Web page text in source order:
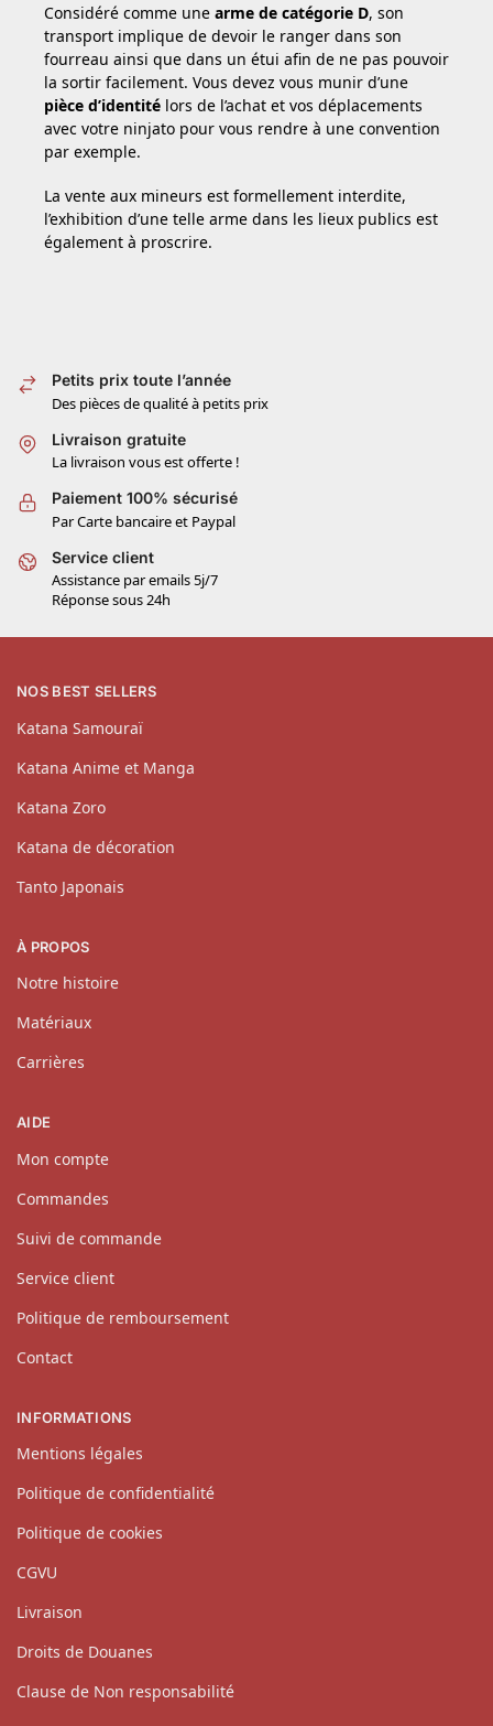
Considéré comme une arme de catégorie D, son
transport implique de devoir le ranger dans son
fourreau ainsi que dans un étui afin de ne pas pouvoir
la sortir facilement. Vous devez vous munir d’une
pièce d’identité lors de l’achat et vos déplacements
avec votre ninjato pour vous rendre à une convention
par exemple.
La vente aux mineurs est formellement interdite,
l’exhibition d’une telle arme dans les lieux publics est
également à proscrire.
Petits prix toute l’année
Des pièces de qualité à petits prix
Livraison gratuite
La livraison vous est offerte !
Paiement 100% sécurisé
Par Carte bancaire et Paypal
Service client
Assistance par emails 5j/7
Réponse sous 24h
NOS BEST SELLERS
Katana Samouraï
Katana Anime et Manga
Katana Zoro
Katana de décoration
Tanto Japonais
À PROPOS
Notre histoire
Matériaux
Carrières
AIDE
Mon compte
Commandes
Suivi de commande
Service client
Politique de remboursement
Contact
INFORMATIONS
Mentions légales
Politique de confidentialité
Politique de cookies
CGVU
Livraison
Droits de Douanes
Clause de Non responsabilité